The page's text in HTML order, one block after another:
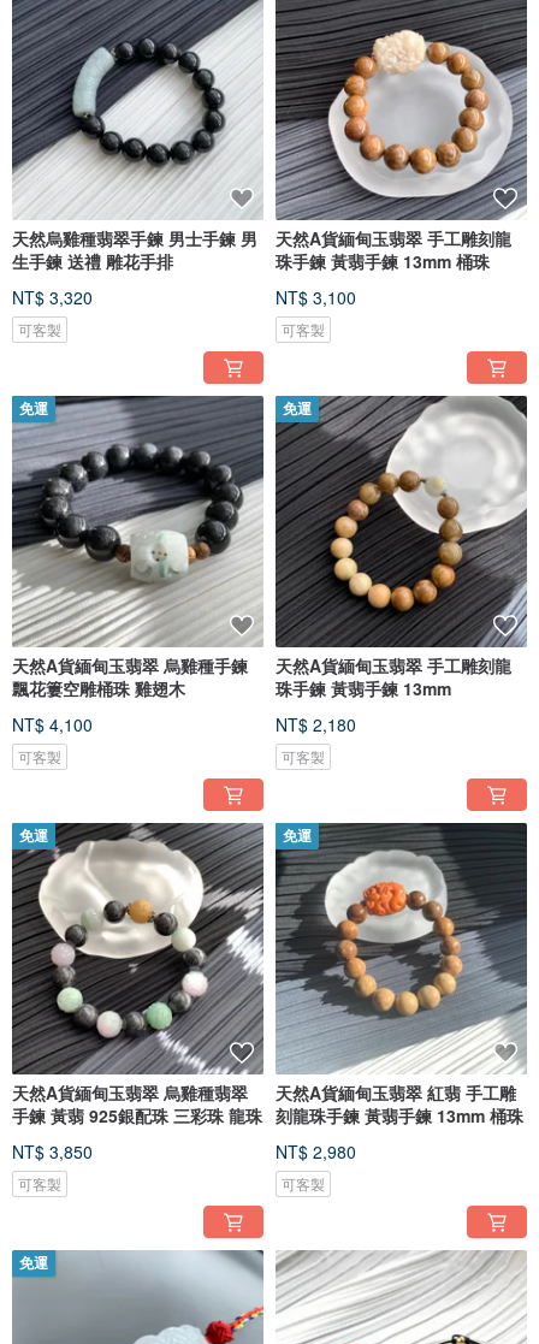
天然烏雞種翡翠手鍊 男士手鍊 男
生手鍊 送禮 雕花手排
NT$ 3,320
可客製
天然A貨緬甸玉翡翠 手工雕刻龍
珠手鍊 黃翡手鍊 13mm 桶珠
NT$ 3,100
可客製
免運
天然A貨緬甸玉翡翠 烏雞種手鍊
飄花簍空雕桶珠 雞翅木
NT$ 4,100
可客製
免運
天然A貨緬甸玉翡翠 手工雕刻龍
珠手鍊 黃翡手鍊 13mm
NT$ 2,180
可客製
免運
天然A貨緬甸玉翡翠 烏雞種翡翠
手鍊 黃翡 925銀配珠 三彩珠 龍珠
NT$ 3,850
可客製
免運
天然A貨緬甸玉翡翠 紅翡 手工雕
刻龍珠手鍊 黃翡手鍊 13mm 桶珠
NT$ 2,980
可客製
免運